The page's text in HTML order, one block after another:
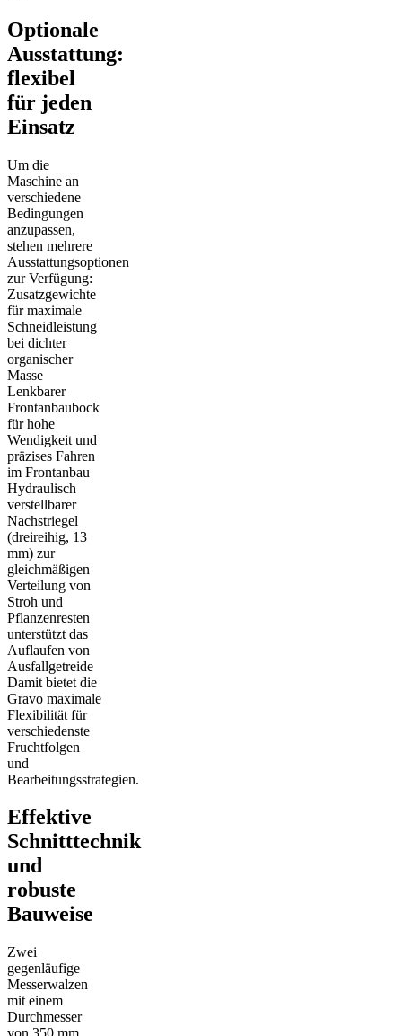
Optionale
Ausstattung:
flexibel
für jeden
Einsatz
Um die
Maschine an
verschiedene
Bedingungen
anzupassen,
stehen mehrere
Ausstattungsoptionen
zur Verfügung:
Zusatzgewichte
für maximale
Schneidleistung
bei dichter
organischer
Masse
Lenkbarer
Frontanbaubock
für hohe
Wendigkeit und
präzises Fahren
im Frontanbau
Hydraulisch
verstellbarer
Nachstriegel
(dreireihig, 13
mm) zur
gleichmäßigen
Verteilung von
Stroh und
Pflanzenresten
unterstützt das
Auflaufen von
Ausfallgetreide
Damit bietet die
Gravo maximale
Flexibilität für
verschiedenste
Fruchtfolgen
und
Bearbeitungsstrategien.
Effektive
Schnitttechnik
und
robuste
Bauweise
Zwei
gegenläufige
Messerwalzen
mit einem
Durchmesser